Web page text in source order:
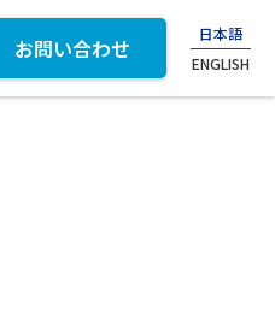
お問い合わせ
日本語
ENGLISH